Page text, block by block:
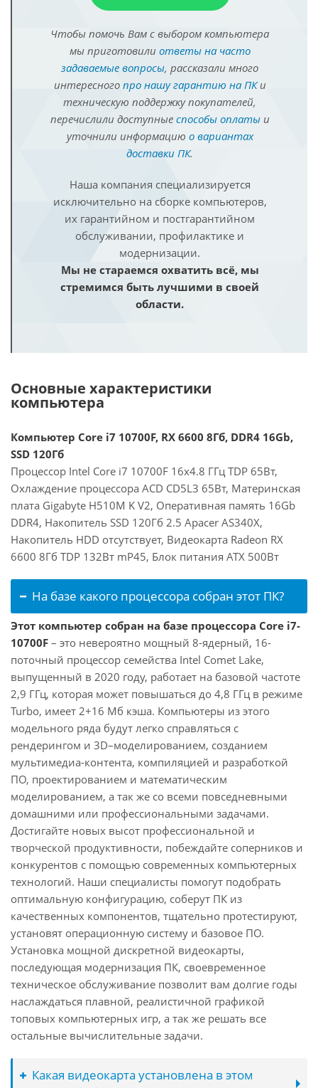
Чтобы помочь Вам с выбором компьютера
мы приготовили ответы на часто
задаваемые вопросы, рассказали много
интересного про нашу гарантию на ПКи
техническую поддержку покупателей,
перечислили доступные способы оплатыи
уточнили информацию о вариантах
доставки ПК.
Наша компания специализируется
исключительно на сборке компьютеров,
их гарантийном и постгарантийном
обслуживании, профилактике и
модернизации.
Мы не стараемся охватить всё, мы
стремимся быть лучшими в своей
области.
Основные характеристики
компьютера
Компьютер Core i7 10700F, RX 6600 8Гб, DDR4 16Gb,
SSD 120Гб
Процессор Intel Core i7 10700F 16x4.8 ГГц TDP 65Вт,
Охлаждение процессора ACD CD5L3 65Вт, Материнская
плата Gigabyte H510M K V2, Оперативная память 16Gb
DDR4, Накопитель SSD 120Гб 2.5 Apacer AS340X,
Накопитель HDD отсутствует, Видеокарта Radeon RX
6600 8Гб TDP 132Вт mP45, Блок питания ATX 500Вт
На базе какого процессора собран этот ПК?
Этот компьютер собран на базе процессора Core i7-
10700F – это невероятно мощный 8-ядерный, 16-
поточный процессор семейства Intel Comet Lake,
выпущенный в 2020 году, работает на базовой частоте
2,9 ГГц, которая может повышаться до 4,8 ГГц в режиме
Turbo, имеет 2+16 Мб кэша. Компьютеры из этого
модельного ряда будут легко справляться с
рендерингом и 3D–моделированием, созданием
мультимедиа-контента, компиляцией и разработкой
ПО, проектированием и математическим
моделированием, а так же со всеми повседневными
домашними или профессиональными задачами.
Достигайте новых высот профессиональной и
творческой продуктивности, побеждайте соперников и
конкурентов с помощью современных компьютерных
технологий. Наши специалисты помогут подобрать
оптимальную конфигурацию, соберут ПК из
качественных компонентов, тщательно протестируют,
установят операционную систему и базовое ПО.
Установка мощной дискретной видеокарты,
последующая модернизация ПК, своевременное
техническое обслуживание позволит вам долгие годы
наслаждаться плавной, реалистичной графикой
топовых компьютерных игр, а так же решать все
остальные вычислительные задачи.
Какая видеокарта установлена в этом